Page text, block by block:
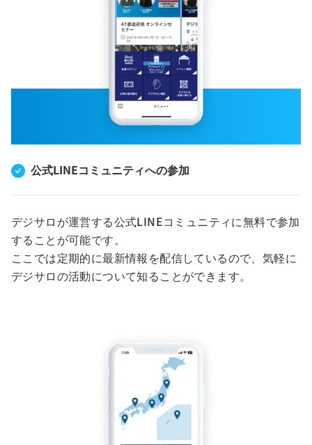
公式LINEコミュニティへの参加
デジサロが運営する公式LINEコミュニティに無料で参加
することが可能です。
ここでは定期的に最新情報を配信しているので、気軽に
デジサロの活動について知ることができます。